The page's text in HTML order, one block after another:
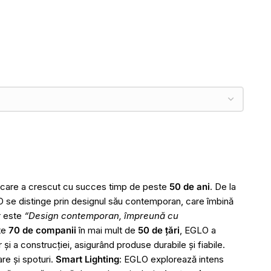
a crescut cu succes timp de peste 50 de ani. De la
se distinge prin designul său contemporan, care îmbină
este “Design contemporan, împreună cu
70 de companii în mai mult de 50 de țări, EGLO a
a construcției, asigurând produse durabile și fiabile.
și spoturi. Smart Lighting: EGLO explorează intens